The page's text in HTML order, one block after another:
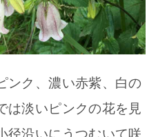
ンク、濃い赤紫、白の
は淡いピンクの花を見
径沿いにうつむいて咲